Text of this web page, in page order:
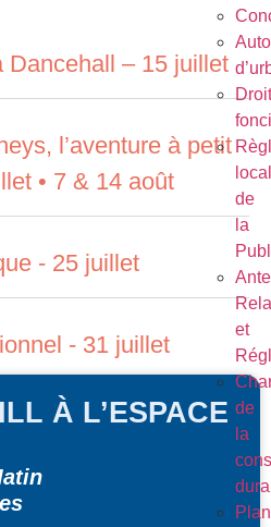
Droit
local
de
la
et
de
la
Plan
Dancehall – 15 juillet
l’aventure à petit
• 7 & 14 août
- 25 juillet
- 31 juillet
À L’ESPACE